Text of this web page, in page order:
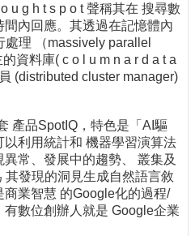
u g h t s p o t 聲稱其在 搜尋數
內回應。其透過在記憶體內
理 （massively parallel
資料庫( c o l u m n a r d a t a
(distributed cluster manager)
產品SpotIQ，特色是「AI驅
利用統計和 機器學習演算法
常、發展中的趨勢、 叢集及
發現的洞見生成自然語言敘
業智慧 的Google化的過程/
數位創辦人就是 Google企業